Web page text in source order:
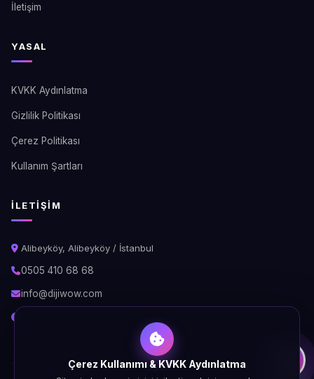
İletişim
YASAL
KVKK Aydınlatma
Gizlilik Politikası
Çerez Politikası
Kullanım Şartları
İLETIŞIM
Alibeyköy, Alibeyköy / İstanbul
0505 410 68 68
info@dijiwow.com
Çerez Kullanımı & KVKK Aydınlatma